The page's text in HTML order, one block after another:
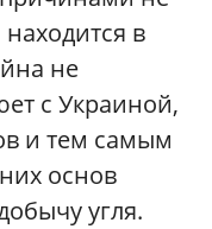
в
не
с Украиной,
и тем самым
основ
угля.